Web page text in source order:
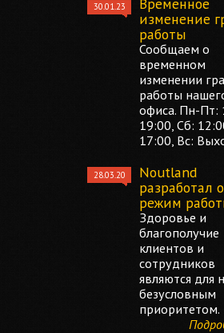
30.01.23
изменение
работы
Сообщаем о
временном
изменении
работы
офиса. Пн-Пт:
19:00, Сб:
17:00, Вс:
28.03.20
Noutland
разработал
режим
Здоровье и
благополучие
клиентов и
сотрудников
являются для
безусловным
приоритетом.